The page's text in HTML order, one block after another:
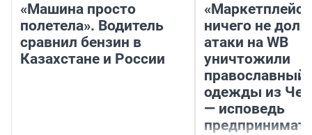
«Машина просто
полетела». Водитель
сравнил бензин в
Казахстане и России
«Маркетплейс
ничего не
атаки на WB
уничтожили
православный
одежды из
— исповедь